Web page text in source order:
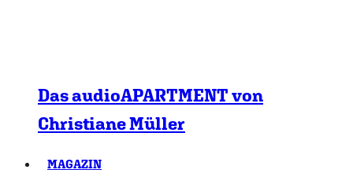
Das audioAPARTMENT von
Christiane Müller
MAGAZIN